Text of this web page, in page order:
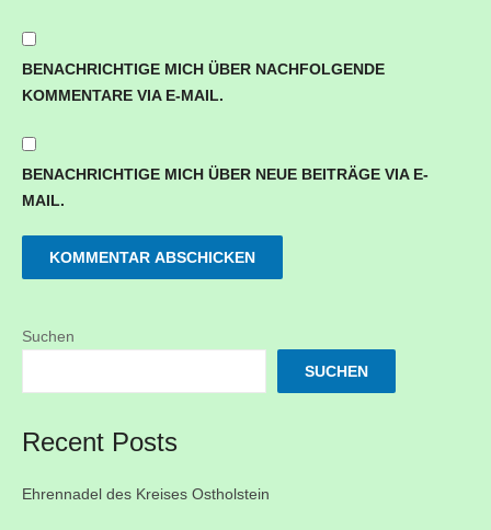
BENACHRICHTIGE MICH ÜBER NACHFOLGENDE
KOMMENTARE VIA E-MAIL.
BENACHRICHTIGE MICH ÜBER NEUE BEITRÄGE VIA E-
MAIL.
Suchen
SUCHEN
Recent Posts
Ehrennadel des Kreises Ostholstein